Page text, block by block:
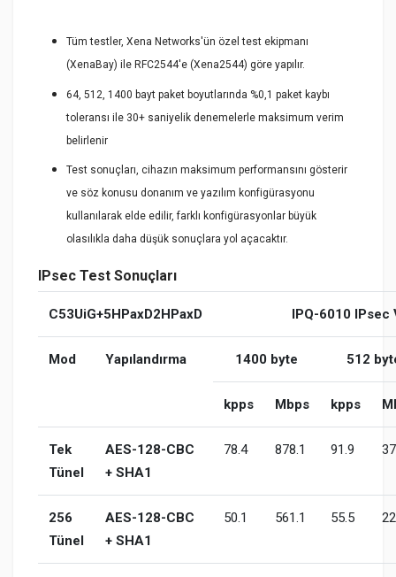
Tüm testler, Xena Networks'ün özel test ekipmanı
(XenaBay) ile RFC2544'e (Xena2544) göre yapılır.
64, 512, 1400 bayt paket boyutlarında %0,1 paket kaybı
toleransı ile 30+ saniyelik denemelerle maksimum verim
belirlenir
Test sonuçları, cihazın maksimum performansını gösterir
ve söz konusu donanım ve yazılım konfigürasyonu
kullanılarak elde edilir, farklı konfigürasyonlar büyük
olasılıkla daha düşük sonuçlara yol açacaktır.
IPsec Test Sonuçları
C53UiG+5HPaxD2HPaxD IPQ-6010
Mod Yapılandırma 1400 byte 512
kpps Mbps kpps
Tek
Tünel
AES-128-CBC
+ SHA1
78.4 878.1 91.9
256
Tünel
AES-128-CBC
+ SHA1
50.1 561.1 55.5